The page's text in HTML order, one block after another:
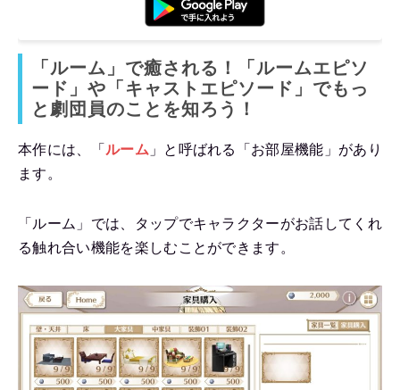
「ルーム」で癒される！「ルームエピソ
ード」や「キャストエピソード」でもっ
と劇団員のことを知ろう！
本作には、「 ルーム 」と呼ばれる「お部屋機能」があり
ます。
「ルーム」では、タップでキャラクターがお話してくれ
る触れ合い機能を楽しむことができます。